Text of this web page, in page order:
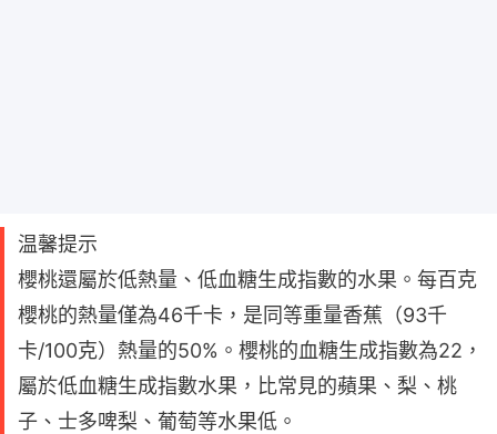
温馨提示
櫻桃還屬於低熱量、低血糖生成指數的水果。每百克
櫻桃的熱量僅為46千卡，是同等重量香蕉（93千
卡/100克）熱量的50%。櫻桃的血糖生成指數為22，
屬於低血糖生成指數水果，比常見的蘋果、梨、桃
子、士多啤梨、葡萄等水果低。